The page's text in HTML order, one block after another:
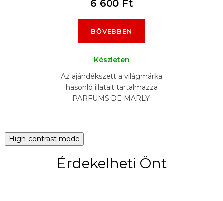
6 600 Ft
BŐVEBBEN
Készleten
Az ajándékszett a világmárka
hasonló illatait tartalmazza
PARFUMS DE MARLY:
SAFAND, ATHALIA (6 x 5 ml)
High-contrast mode
Érdekelheti Önt